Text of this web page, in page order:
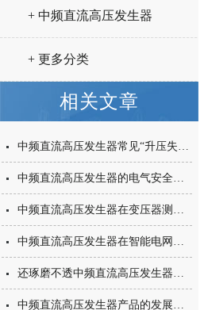
+ 中频直流高压发生器
+ 更多分类
相关文章
中频直流高压发生器常见“升压失败”原因及快速处理法
中频直流高压发生器的电气安全性分析
中频直流高压发生器在变压器测试中的应用
中频直流高压发生器在智能电网建设中的作用与价值
还琢磨不透中频直流高压发生器吗？赶快收藏
中频直流高压发生器产品的发展策略